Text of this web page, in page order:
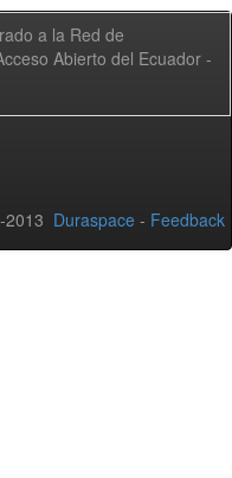
a la Red de
Abierto del Ecuador -
2013 Duraspace - Feedback